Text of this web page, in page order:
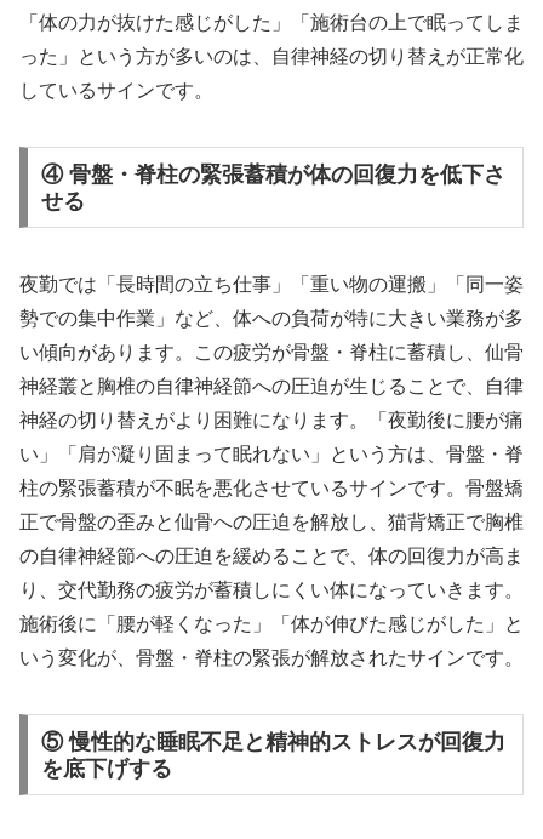
「体の力が抜けた感じがした」「施術台の上で眠ってしま
った」という方が多いのは、自律神経の切り替えが正常化
しているサインです。
④ 骨盤・脊柱の緊張蓄積が体の回復力を低下さ
せる
夜勤では「長時間の立ち仕事」「重い物の運搬」「同一姿
勢での集中作業」など、体への負荷が特に大きい業務が多
い傾向があります。この疲労が骨盤・脊柱に蓄積し、仙骨
神経叢と胸椎の自律神経節への圧迫が生じることで、自律
神経の切り替えがより困難になります。「夜勤後に腰が痛
い」「肩が凝り固まって眠れない」という方は、骨盤・脊
柱の緊張蓄積が不眠を悪化させているサインです。骨盤矯
正で骨盤の歪みと仙骨への圧迫を解放し、猫背矯正で胸椎
の自律神経節への圧迫を緩めることで、体の回復力が高ま
り、交代勤務の疲労が蓄積しにくい体になっていきます。
施術後に「腰が軽くなった」「体が伸びた感じがした」と
いう変化が、骨盤・脊柱の緊張が解放されたサインです。
⑤ 慢性的な睡眠不足と精神的ストレスが回復力
を底下げする